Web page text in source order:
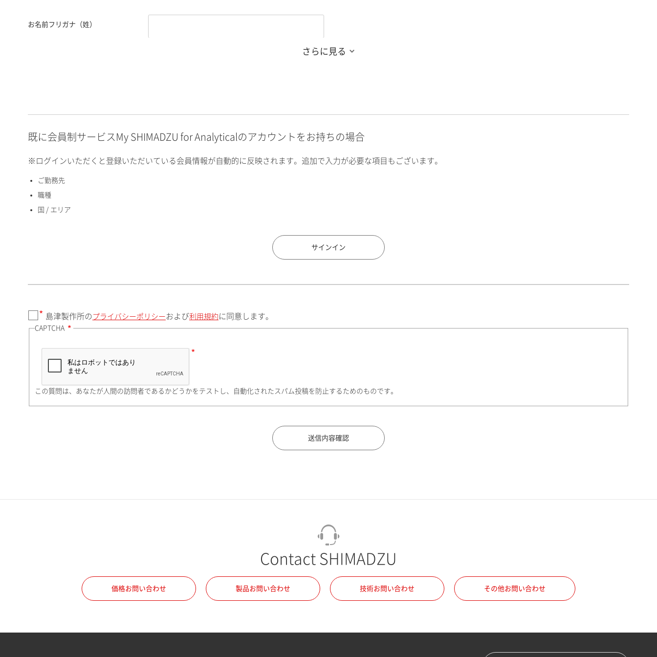
お名前フリガナ（姓）
英数）
国 / エリア
住所検索
都道府県（勤務先）
町名・番地（勤務先）
所属部署
さらに見る
既に会員制サービスMy SHIMADZU for Analyticalのアカウントをお持ちの場合
※ログインいただくと登録いただいている会員情報が自動的に反映されます。追加で入力が必要な項目もございます。
ご勤務先
職種
国 / エリア
サインイン
島津製作所の プライバシーポリシー および利用規約 に同意します。
CAPTCHA
この質問は、あなたが人間の訪問者であるかどうかをテストし、自動化されたスパム投稿を防止するためのものです。
Contact SHIMADZU
価格お問い合わせ 製品お問い合わせ 技術お問い合わせ その他お問い合わせ